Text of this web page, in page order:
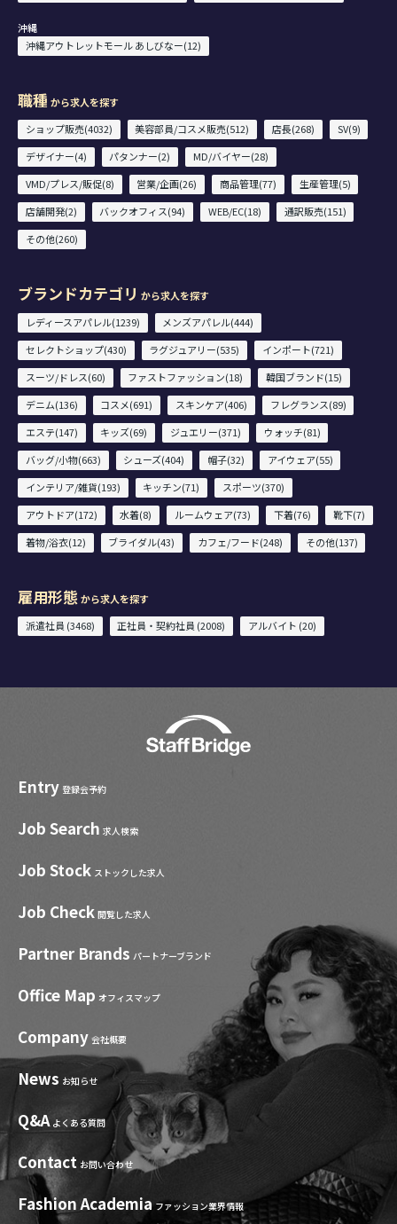
沖縄
沖縄アウトレットモール あしびなー(12)
職種 から求人を探す
ショップ販売(4032)
美容部員/コスメ販売(512) 店長(268)
SV(9)
デザイナー(4)
パタンナー(2)
MD/バイヤー(28)
VMD/プレス/販促(8)
営業/企画(26) 商品管理(77)
生産管理(5)
店舗開発(2)
バックオフィス(94) WEB/EC(18)
通訳販売(151)
その他(260)
ブランドカテゴリ から求人を探す
レディースアパレル(1239)
メンズアパレル(444)
セレクトショップ(430)
ラグジュアリー(535)
インポート(721)
スーツ/ドレス(60)
ファストファッション(18)
韓国ブランド(15)
デニム(136)
コスメ(691) スキンケア(406)
フレグランス(89)
エステ(147)
キッズ(69) ジュエリー(371)
ウォッチ(81)
バッグ/小物(663)
シューズ(404) 帽子(32)
アイウェア(55)
インテリア/雑貨(193)
キッチン(71)
スポーツ(370)
アウトドア(172)
水着(8) ルームウェア(73) 下着(76)
靴下(7)
着物/浴衣(12)
ブライダル(43) カフェ/フード(248) その他(137)
雇用形態 から求人を探す
派遣社員 (3468)
正社員・契約社員 (2008) アルバイト (20)
Entry 登録会予約
Job Search 求人検索
Job Stock ストックした求人
Job Check 閲覧した求人
Partner Brands パートナーブランド
Office Map オフィスマップ
Company 会社概要
News お知らせ
Q&A よくある質問
Contact お問い合わせ
Fashion Academia ファッション業界情報